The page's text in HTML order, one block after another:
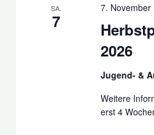
SA.
7
2026
7. November
Jugend- &
Weitere
erst 4